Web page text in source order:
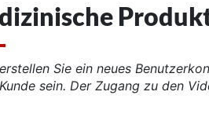
Sie ein neues
sein. Der Zugang zu den